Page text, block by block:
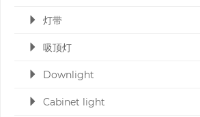
灯带
吸顶灯
Downlight
Cabinet light